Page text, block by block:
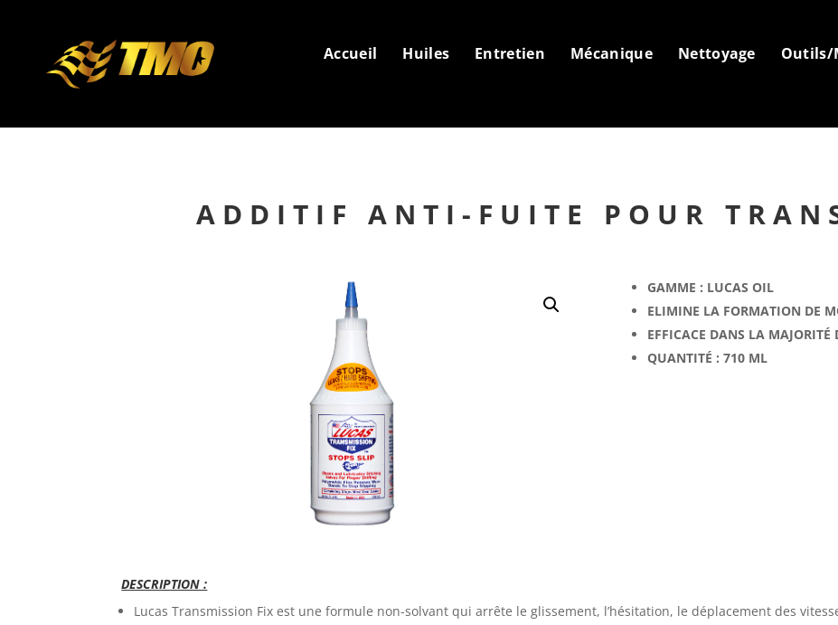
Accueil Huiles Entretien Mécanique Nettoyage Outils/
ADDITIF ANTI-FUITE POUR
GAMME : LUCAS OIL
ELIMINE LA FORMATION DE
EFFICACE DANS LA MAJORITÉ
QUANTITÉ : 710 ML
DESCRIPTION :
Lucas Transmission Fix est une formule non-solvant qui arrête le glissement, l’hésitation, le déplacement des